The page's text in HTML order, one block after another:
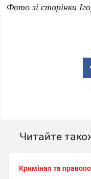
Фото зі сторінки
Читайте
Кримінал та